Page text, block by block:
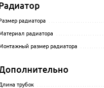
радиатора
радиатора
размер радиатора
Дополнительно
трубок